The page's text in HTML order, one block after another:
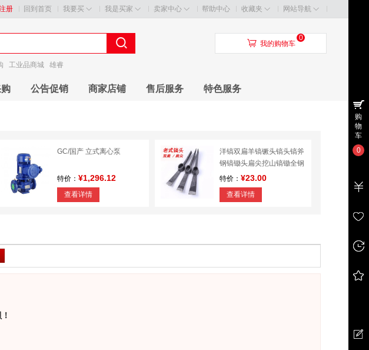
回到首页 我要买 我是买家 卖家中心 帮助中心 收藏夹 网站导航
册
工业品商城 雄睿
󰃦 我的购物车
0
公告促销 商家店铺 售后服务 特色服务
GC/国产 立式离心泵
特价： ¥1,296.12
查看详情
洋镐双扁羊镐镢头镐头镐斧
钢镐锄头扁尖挖山镐锄全钢
纯钢
特价： ¥23.00
查看详情
购
物
车
0